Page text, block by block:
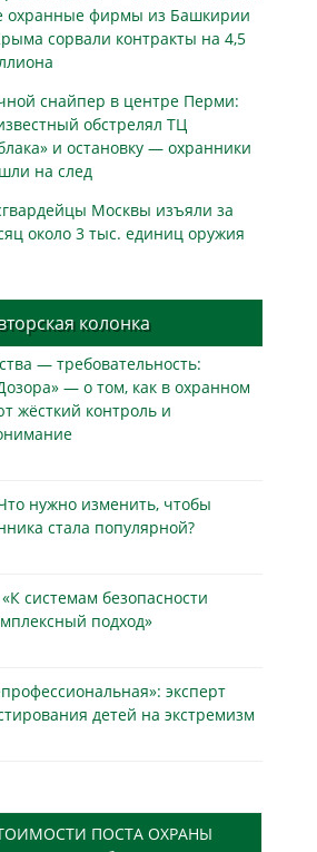
охранные фирмы из Башкирии
сорвали контракты на 4,5
снайпер в центре Перми:
обстрелял ТЦ
и остановку — охранники
на след
Москвы изъяли за
около 3 тыс. единиц оружия
колонка
— требовательность:
— о том, как в охранном
жёсткий контроль и
нужно изменить, чтобы
стала популярной?
системам безопасности
подход»
эксперт
детей на экстремизм
ПОСТА ОХРАНЫ